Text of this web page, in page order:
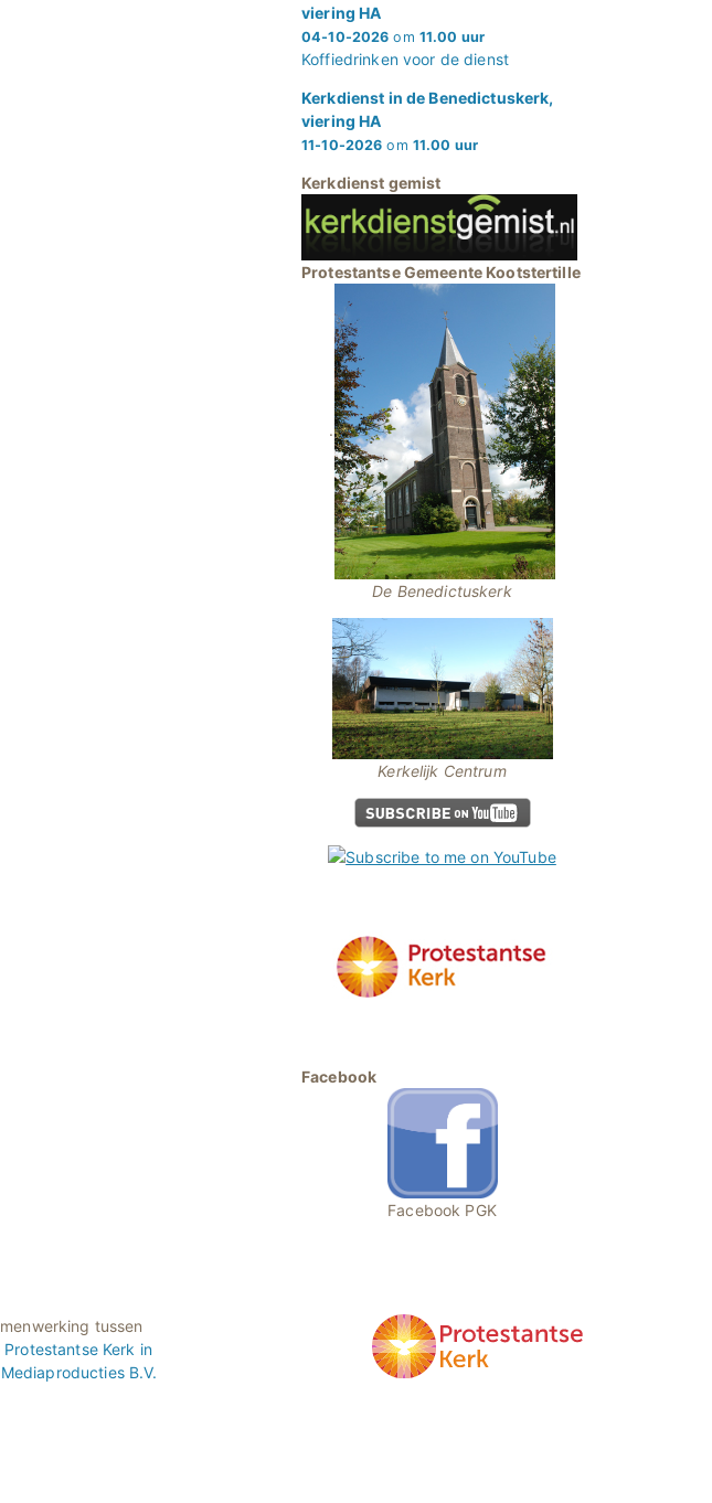
viering HA
04-10-2026 om 11.00 uur
Koffiedrinken voor de dienst
Kerkdienst in de Benedictuskerk,
viering HA
11-10-2026 om 11.00 uur
Kerkdienst gemist
Protestantse Gemeente Kootstertille
.
De Benedictuskerk
Kerkelijk Centrum
Facebook
Facebook PGK
tussen
Protestantse Kerk in
B.V.